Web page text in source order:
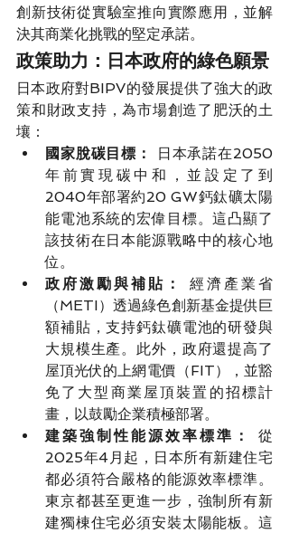
創新技術從實驗室推向實際應用，並解
決其商業化挑戰的堅定承諾。
政策助力：日本政府的綠色願景
日本政府對BIPV的發展提供了強大的政
策和財政支持，為市場創造了肥沃的土
壤：
國家脫碳目標：
日本承諾在2050
年前實現碳中和，並設定了到
2040年部署約20 GW鈣鈦礦太陽
能電池系統的宏偉目標。這凸顯了
該技術在日本能源戰略中的核心地
位。
政府激勵與補貼：
經濟產業省
（METI）透過綠色創新基金提供巨
額補貼，支持鈣鈦礦電池的研發與
大規模生產。此外，政府還提高了
屋頂光伏的上網電價（FIT），並豁
免了大型商業屋頂裝置的招標計
畫，以鼓勵企業積極部署。
建築強制性能源效率標準：
從
2025年4月起，日本所有新建住宅
都必須符合嚴格的能源效率標準。
東京都甚至更進一步，強制所有新
建獨棟住宅必須安裝太陽能板。這